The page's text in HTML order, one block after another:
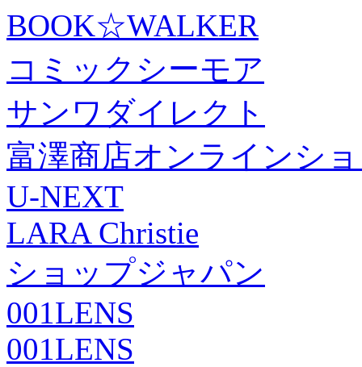
BOOK☆WALKER
コミックシーモア
サンワダイレクト
富澤商店オンラインシ
U-NEXT
LARA Christie
ショップジャパン
001LENS
001LENS